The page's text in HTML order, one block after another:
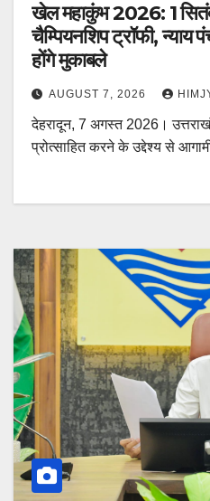
खेल महाकुंभ 2026: 1
चैम्पियनशिप ट्रॉफी, न्याय
होंगे मुकाबले
AUGUST 7, 2026
देहरादून, 7 अगस्त 2026।
प्रोत्साहित करने के उद्देश्य से